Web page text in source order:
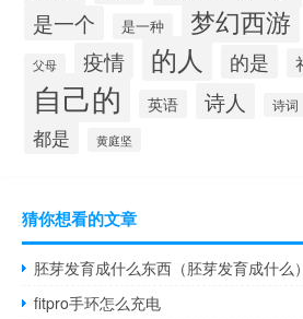
是一个 是一种 梦幻西游
父母 疫情 的人 的是
自己的 英语 诗人 诗词
都是 黄庭坚
猜你想看的文章
胚芽发育成什么东西（胚芽发育成什么）
fitpro手环怎么充电